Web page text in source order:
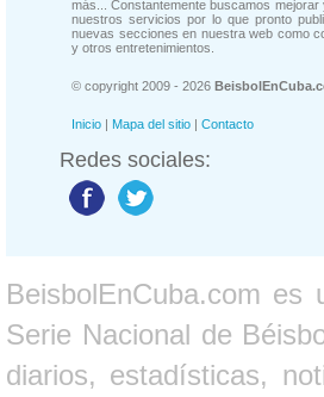
más... Constantemente buscamos mejorar
nuestros servicios por lo que pronto
nuevas secciones en nuestra web como
y otros entretenimientos.
© copyright 2009 - 2026
Inicio | Mapa del sitio | Contacto
Redes sociales:
BeisbolEnCuba.com
Serie Nacional de
diarios, estadísticas,